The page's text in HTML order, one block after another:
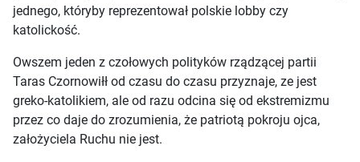
jednego, któryby reprezentował polskie lobby czy
katolickość.
Owszem jeden z czołowych polityków rządzącej partii
Taras Czornowiłł od czasu do czasu przyznaje, ze jest
greko-katolikiem, ale od razu odcina się od ekstremizmu
przez co daje do zrozumienia, że patriotą pokroju ojca,
założyciela Ruchu nie jest.